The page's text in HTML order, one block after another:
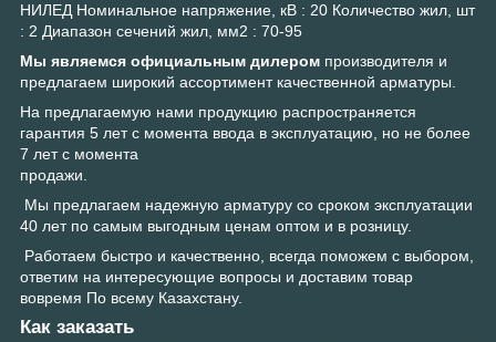
НИЛЕД Номинальное напряжение, кВ : 20 Количество жил, шт
: 2 Диапазон сечений жил, мм2 : 70-95
Мы являемся официальным дилером производителя и
предлагаем широкий ассортимент качественной арматуры.
На предлагаемую нами продукцию распространяется
гарантия 5 лет с момента ввода в эксплуатацию, но не более
7 лет с момента
продажи.
Мы предлагаем надежную арматуру со сроком эксплуатации
40 лет по самым выгодным ценам оптом и в розницу.
Работаем быстро и качественно, всегда поможем с выбором,
ответим на интересующие вопросы и доставим товар
вовремя По всему Казахстану.
Как заказать